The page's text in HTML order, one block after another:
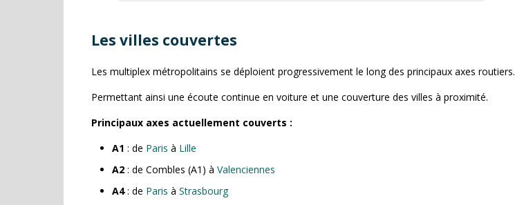
Les villes couvertes
Les multiplex métropolitains se déploient progressivement le long des principaux axes routiers.
Permettant ainsi une écoute continue en voiture et une couverture des villes à proximité.
Principaux axes actuellement couverts :
A1 : de Paris à Lille
A2 : de Combles (A1) à Valenciennes
A4: de Paris à Strasbourg